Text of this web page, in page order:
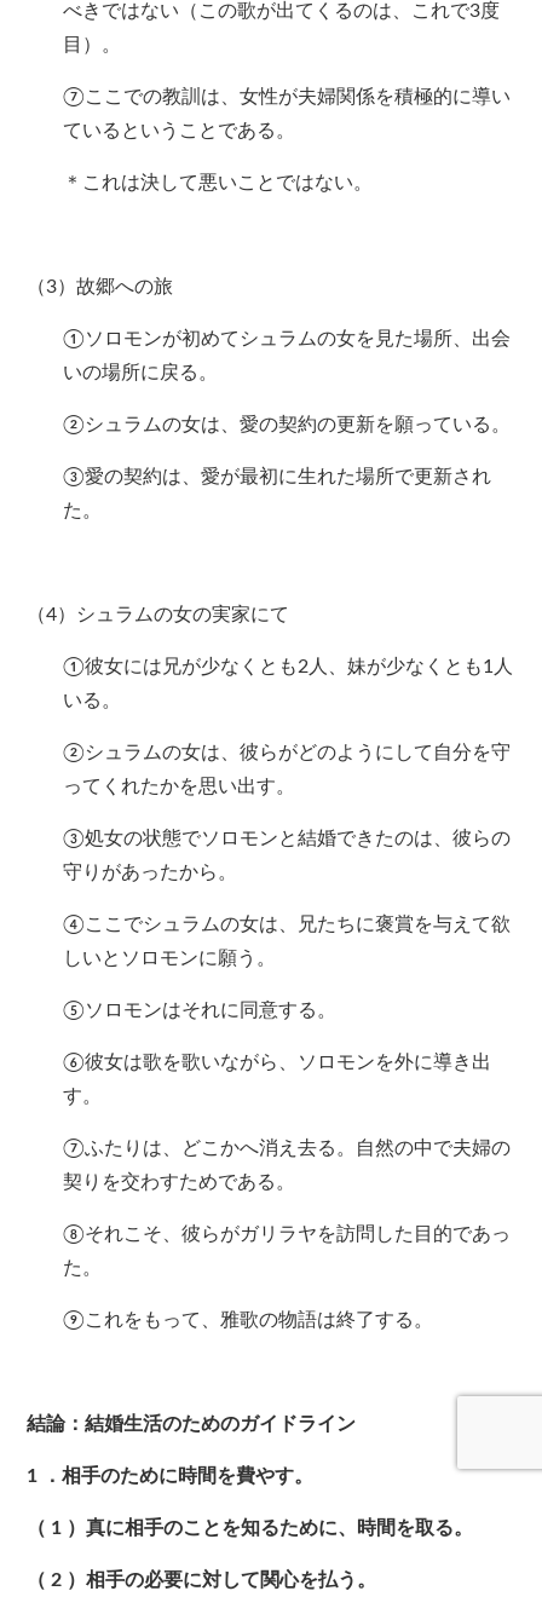
べきではない（この歌が出てくるのは、これで3度
目）。
⑦ここでの教訓は、女性が夫婦関係を積極的に導い
ているということである。
＊これは決して悪いことではない。
（3）故郷への旅
①ソロモンが初めてシュラムの女を見た場所、出会
いの場所に戻る。
②シュラムの女は、愛の契約の更新を願っている。
③愛の契約は、愛が最初に生れた場所で更新され
た。
（4）シュラムの女の実家にて
①彼女には兄が少なくとも2人、妹が少なくとも1人
いる。
②シュラムの女は、彼らがどのようにして自分を守
ってくれたかを思い出す。
③処女の状態でソロモンと結婚できたのは、彼らの
守りがあったから。
④ここでシュラムの女は、兄たちに褒賞を与えて欲
しいとソロモンに願う。
⑤ソロモンはそれに同意する。
⑥彼女は歌を歌いながら、ソロモンを外に導き出
す。
⑦ふたりは、どこかへ消え去る。自然の中で夫婦の
契りを交わすためである。
⑧それこそ、彼らがガリラヤを訪問した目的であっ
た。
⑨これをもって、雅歌の物語は終了する。
結論：結婚生活のためのガイドライン
1 ．相手のために時間を費やす。
（ 1 ）真に相手のことを知るために、時間を取る。
（ 2 ）相手の必要に対して関心を払う。